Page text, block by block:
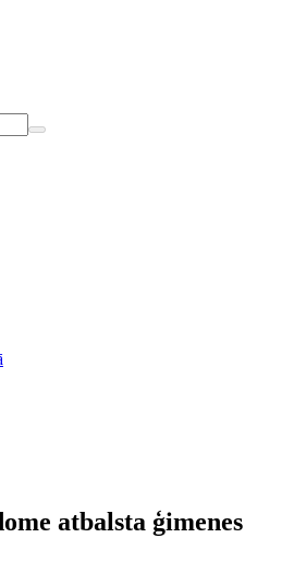
atbalsta ģimenes